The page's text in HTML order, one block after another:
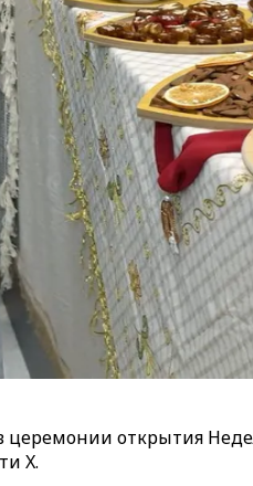
открытия
X.